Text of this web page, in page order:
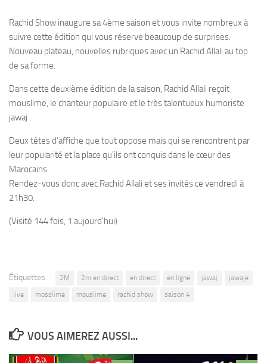
Rachid Show inaugure sa 4ème saison et vous invite nombreux à
suivre cette édition qui vous réserve beaucoup de surprises.
Nouveau plateau, nouvelles rubriques avec un Rachid Allali au top
de sa forme.
Dans cette deuxième édition de la saison, Rachid Allali reçoit
mouslime, le chanteur populaire et le très talentueux humoriste
jawaj .
Deux têtes d’affiche que tout oppose mais qui se rencontrent par
leur popularité et la place qu’ils ont conquis dans le cœur des
Marocains.
Rendez-vous donc avec Rachid Allali et ses invités ce vendredi à
21h30.
(Visité 144 fois, 1 aujourd'hui)
Étiquettes : 2M 2m en direct en direct en ligne jawaj
jawaje
live
mosslime mouslime rachid show saison 4
VOUS AIMEREZ AUSSI...